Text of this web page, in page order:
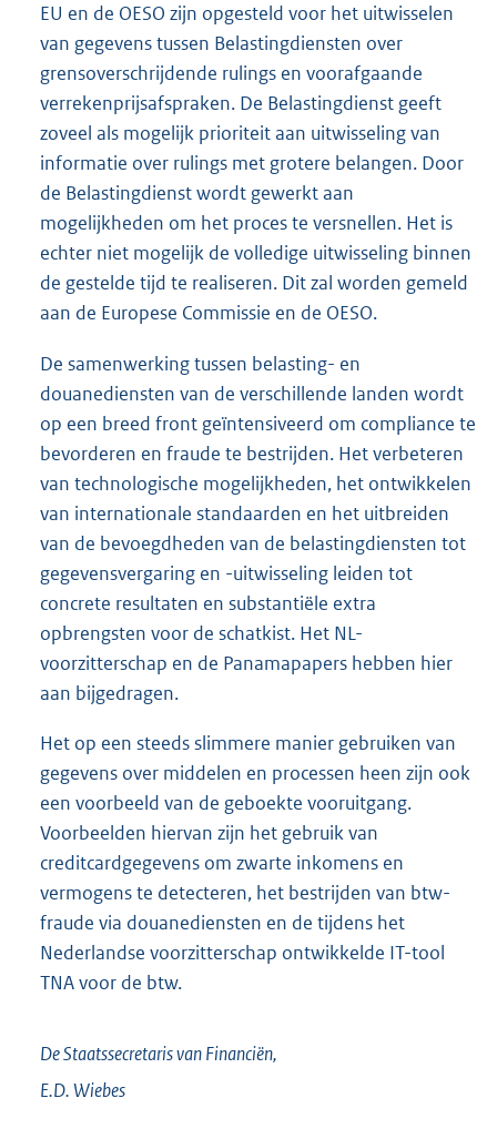
EU en de OESO zijn opgesteld voor het uitwisselen
van gegevens tussen Belastingdiensten over
grensoverschrijdende rulings en voorafgaande
verrekenprijsafspraken. De Belastingdienst geeft
zoveel als mogelijk prioriteit aan uitwisseling van
informatie over rulings met grotere belangen. Door
de Belastingdienst wordt gewerkt aan
mogelijkheden om het proces te versnellen. Het is
echter niet mogelijk de volledige uitwisseling binnen
de gestelde tijd te realiseren. Dit zal worden gemeld
aan de Europese Commissie en de OESO.
De samenwerking tussen belasting- en
douanediensten van de verschillende landen wordt
op een breed front geïntensiveerd om compliance te
bevorderen en fraude te bestrijden. Het verbeteren
van technologische mogelijkheden, het ontwikkelen
van internationale standaarden en het uitbreiden
van de bevoegdheden van de belastingdiensten tot
gegevensvergaring en -uitwisseling leiden tot
concrete resultaten en substantiële extra
opbrengsten voor de schatkist. Het NL-
voorzitterschap en de Panamapapers hebben hier
aan bijgedragen.
Het op een steeds slimmere manier gebruiken van
gegevens over middelen en processen heen zijn ook
een voorbeeld van de geboekte vooruitgang.
Voorbeelden hiervan zijn het gebruik van
creditcardgegevens om zwarte inkomens en
vermogens te detecteren, het bestrijden van btw-
fraude via douanediensten en de tijdens het
Nederlandse voorzitterschap ontwikkelde IT-tool
TNA voor de btw.
De Staatssecretaris van Financiën,
E.D.Wiebes